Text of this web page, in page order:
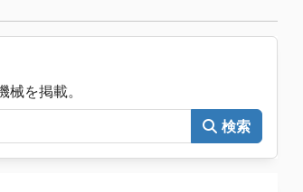
きを防ぎます。
を掲載。
検索